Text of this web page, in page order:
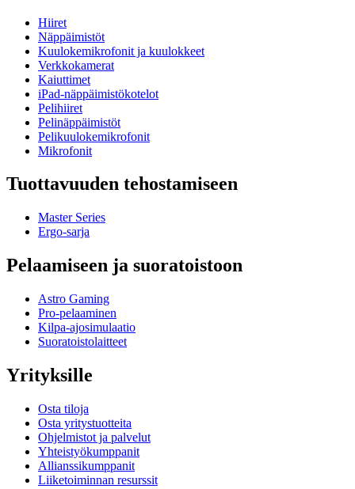
Hiiret
Näppäimistöt
Kuulokemikrofonit ja kuulokkeet
Verkkokamerat
Kaiuttimet
iPad-näppäimistökotelot
Pelihiiret
Pelinäppäimistöt
Pelikuulokemikrofonit
Mikrofonit
Tuottavuuden tehostamiseen
Master Series
Ergo-sarja
Pelaamiseen ja suoratoistoon
Astro Gaming
Pro-pelaaminen
Kilpa-ajosimulaatio
Suoratoistolaitteet
Yrityksille
Osta tiloja
Osta yritystuotteita
Ohjelmistot ja palvelut
Yhteistyökumppanit
Allianssikumppanit
Liiketoiminnan resurssit